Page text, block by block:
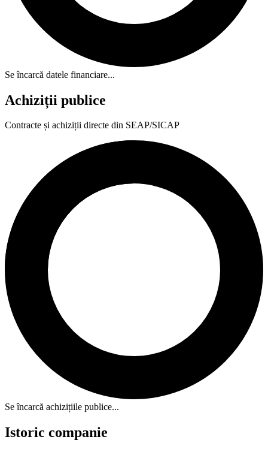
Se încarcă datele financiare...
Achiziții publice
Contracte și achiziții directe din SEAP/SICAP
Se încarcă achizițiile publice...
Istoric companie